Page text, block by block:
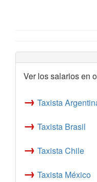
Ver los salarios en
→ Taxista
→ Taxista Brasil
→ Taxista Chile
→ Taxista México